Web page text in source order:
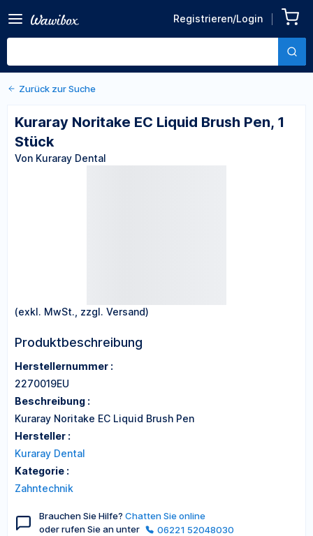
Registrieren/Login
Brush Pen, 1 Stück
Von Kuraray Dental
Zurück zu den Produktdetails
Zurück zur Suche
Kuraray Noritake EC Liquid Brush Pen, 1
Stück
Von Kuraray Dental
(exkl. MwSt., zzgl. Versand)
Produktbeschreibung
Herstellernummer :
2270019EU
Beschreibung :
Kuraray Noritake EC Liquid Brush Pen
Hersteller :
Kuraray Dental
Kategorie :
Zahntechnik
Brauchen Sie Hilfe? Chatten Sie online
oder rufen Sie an unter
06221 52048030